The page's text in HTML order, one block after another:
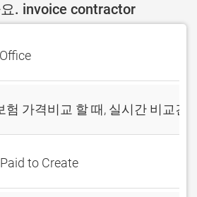
. invoice contractor
험 가격비교 할 때, 실시간 비교견
to Create